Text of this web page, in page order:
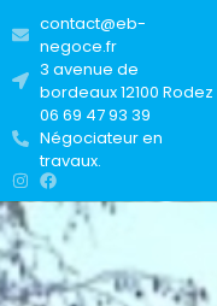
contact@eb-
negoce.fr
3 avenue de
bordeaux 12100 Rodez
06 69 47 93 39
Négociateur en
travaux.